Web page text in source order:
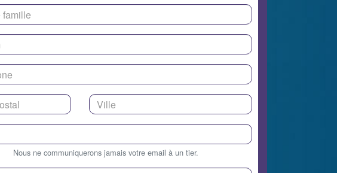
Nous ne communiquerons jamais votre email à un tier.